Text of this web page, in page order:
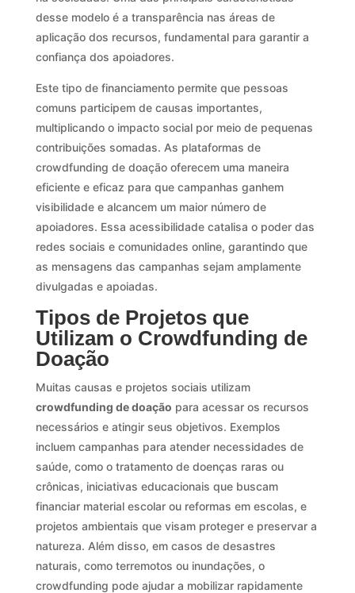
desse modelo é a transparência nas áreas de
aplicação dos recursos, fundamental para garantir a
confiança dos apoiadores.
Este tipo de financiamento permite que pessoas
comuns participem de causas importantes,
multiplicando o impacto social por meio de pequenas
contribuições somadas. As plataformas de
crowdfunding de doação oferecem uma maneira
eficiente e eficaz para que campanhas ganhem
visibilidade e alcancem um maior número de
apoiadores. Essa acessibilidade catalisa o poder das
redes sociais e comunidades online, garantindo que
as mensagens das campanhas sejam amplamente
divulgadas e apoiadas.
Tipos de Projetos que
Utilizam o Crowdfunding de
Doação
Muitas causas e projetos sociais utilizam
crowdfunding de doação para acessar os recursos
necessários e atingir seus objetivos. Exemplos
incluem campanhas para atender necessidades de
saúde, como o tratamento de doenças raras ou
crônicas, iniciativas educacionais que buscam
financiar material escolar ou reformas em escolas, e
projetos ambientais que visam proteger e preservar a
natureza. Além disso, em casos de desastres
naturais, como terremotos ou inundações, o
crowdfunding pode ajudar a mobilizar rapidamente